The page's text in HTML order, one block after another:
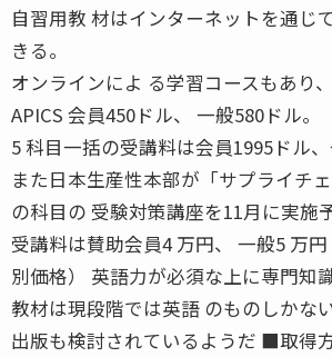
自習用教 材はインターネットを通じ
きる。
オンラインによ る学習コースもあり
APICS 会員450ドル、 一般580ドル。
5 科目一括の受講料は会員1995ドル、
また日本生産性本部が「サプライチェ
の科目の 受験対策講座を11月に実施
受講料は賛助会員4 万円、 一般5 万
別価格） 英語力が必須な上に専門知
教材は現段階では英語 のものしかな
出版も検討されているようだ ■取得